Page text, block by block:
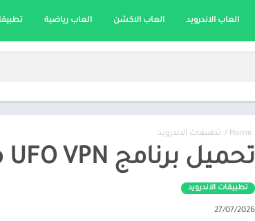
العاب الاندرويد العاب الاكشن العاب رياضية
Home
/ تطبيقات الاندرويد
تحميل برنامج UFO VPN مهكر 2026 للاندرويد اخر اصدار
تطبيقات الاندرويد
27/07/2026